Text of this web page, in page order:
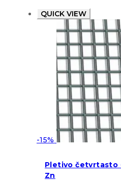
QUICK VIEW
-15%
Pletivo četvrtasto
Zn